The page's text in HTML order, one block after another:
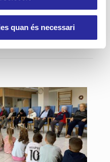
quan és necessari